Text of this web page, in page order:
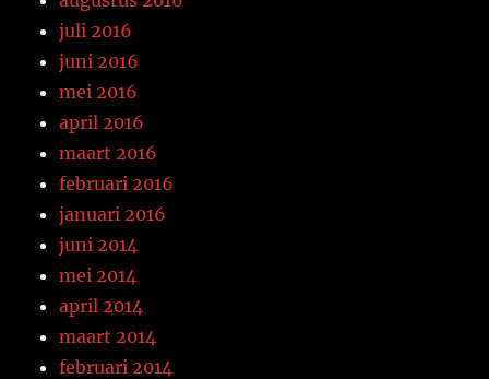
juli 2016
juni 2016
mei 2016
april 2016
maart 2016
februari 2016
januari 2016
juni 2014
mei 2014
april 2014
maart 2014
februari 2014